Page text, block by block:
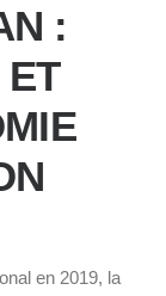
:
ET
en 2019, la